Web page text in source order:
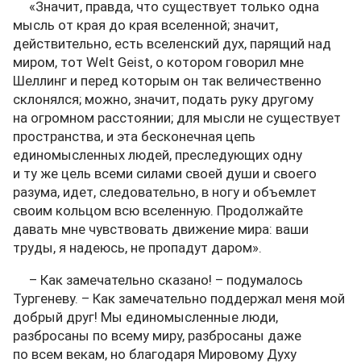
«Значит, правда, что существует только одна
мысль от края до края вселенной; значит,
действительно, есть вселенский дух, парящий над
миром, тот Welt Geist, о котором говорил мне
Шеллинг и перед которым он так величественно
склонялся; можно, значит, подать руку другому
на огромном расстоянии; для мысли не существует
пространства, и эта бесконечная цепь
единомысленных людей, преследующих одну
и ту же цель всеми силами своей души и своего
разума, идет, следовательно, в ногу и объемлет
своим кольцом всю вселенную. Продолжайте
давать мне чувствовать движение мира: ваши
труды, я надеюсь, не пропадут даром».
– Как замечательно сказано! – подумалось
Тургеневу. – Как замечательно поддержал меня мой
добрый друг! Мы единомысленные люди,
разбросаны по всему миру, разбросаны даже
по всем векам, но благодаря Мировому Духу